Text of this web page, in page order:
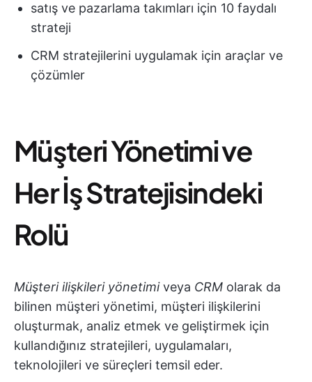
satış ve pazarlama takımları için 10 faydalı
strateji
CRM stratejilerini uygulamak için araçlar ve
çözümler
Müşteri Yönetimi ve
Her İş Stratejisindeki
Rolü
Müşteri ilişkileri yönetimiveya CRM olarak da
bilinen müşteri yönetimi, müşteri ilişkilerini
oluşturmak, analiz etmek ve geliştirmek için
kullandığınız stratejileri, uygulamaları,
teknolojileri ve süreçleri temsil eder.